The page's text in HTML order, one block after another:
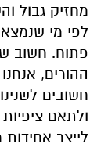
מחזיק גבול
לפי מי
פתוח. חשוב
ההורים,
חשובים
ולתאם ציפיות
לייצר אחידות